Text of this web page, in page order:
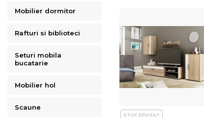
Mobilier dormitor
Rafturi si biblioteci
Seturi mobila
bucatarie
Mobilier hol
Scaune
STOC EPUIZAT